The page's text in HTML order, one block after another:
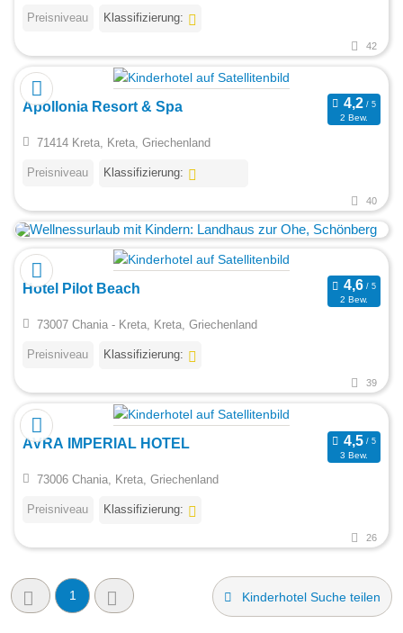
Preisniveau Klassifizierung:
42
Apollonia Resort & Spa
2 Bew.
71414 Kreta, Kreta, Griechenland
Preisniveau Klassifizierung:
40
Hotel Pilot Beach
2 Bew.
73007 Chania - Kreta, Kreta, Griechenland
Preisniveau Klassifizierung:
39
AVRA IMPERIAL HOTEL
3 Bew.
73006 Chania, Kreta, Griechenland
Preisniveau Klassifizierung:
26
1 Kinderhotel Suche teilen